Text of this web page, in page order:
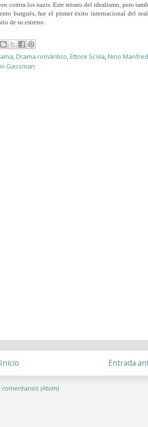
contra los nazis. Este retrato del idealismo, pero
burgués, fue el primer éxito internacional del
de su estreno.
,Drama romántico,Ettore Scola,Nino
Gassman
Entrada
Inicio
comentarios (Atom)